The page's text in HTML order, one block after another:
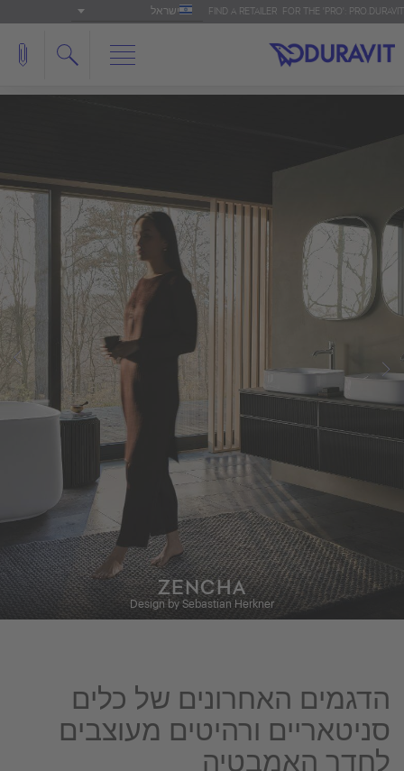
FOR THE 'PRO': PRO.DURAVIT
FIND A RETAILER ישראל
ZENCHA
Design by Sebastian Herkner
הדגמים האחרונים של כלים
סניטאריים ורהיטים מעוצבים
לחדר האמבטיה